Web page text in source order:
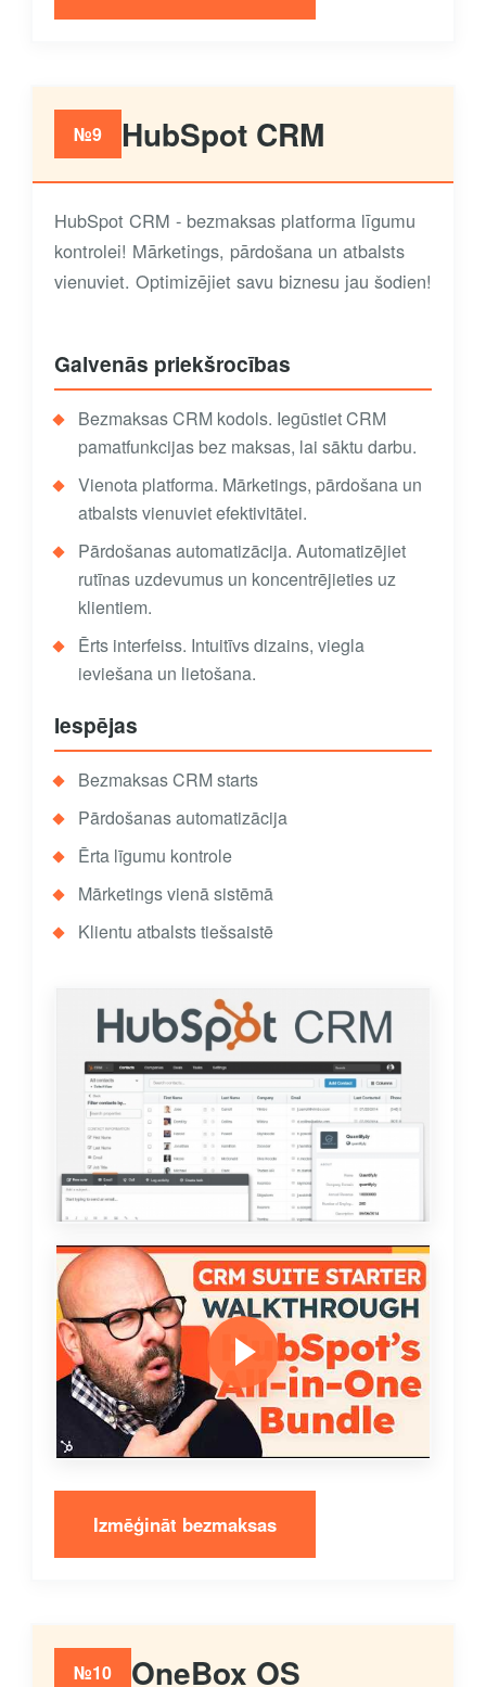
№9 HubSpot CRM
HubSpot CRM - bezmaksas platforma līgumu
kontrolei! Mārketings, pārdošana un atbalsts
vienuviet. Optimizējiet savu biznesu jau šodien!
Galvenās priekšrocības
Bezmaksas CRM kodols. Iegūstiet CRM
pamatfunkcijas bez maksas, lai sāktu darbu.
Vienota platforma. Mārketings, pārdošana un
atbalsts vienuviet efektivitātei.
Pārdošanas automatizācija. Automatizējiet
rutīnas uzdevumus un koncentrējieties uz
klientiem.
Ērts interfeiss. Intuitīvs dizains, viegla
ieviešana un lietošana.
Iespējas
Bezmaksas CRM starts
Pārdošanas automatizācija
Ērta līgumu kontrole
Mārketings vienā sistēmā
Klientu atbalsts tiešsaistē
Izmēģināt bezmaksas
№10 OneBox OS